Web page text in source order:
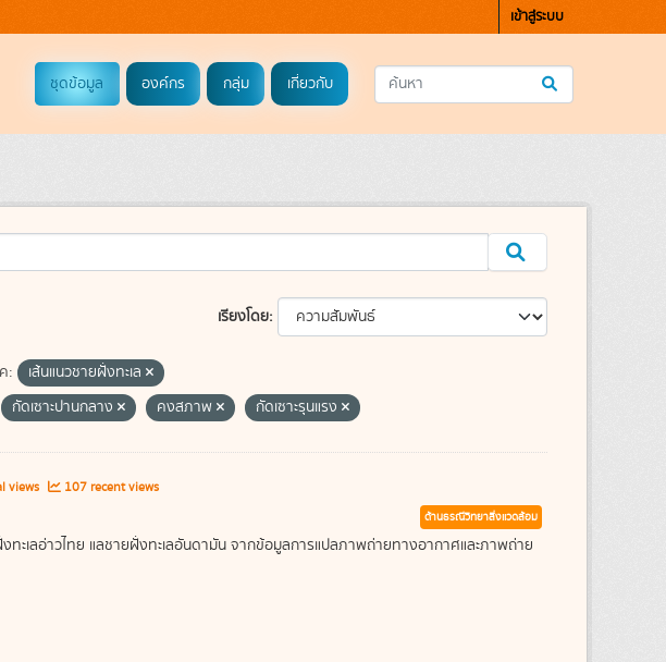
เข้าสู่ระบบ
ชุดข้อมูล องค์กร กลุ่ม เกี่ยวกับ
เรียงโดย
:
เส้นแนวชายฝั่งทะเล
กัดเซาะปานกลาง คงสภาพ กัดเซาะรุนแรง
views 107 recent views
ด้านธรณีวิทยาสิ่งแวดล้อม
ะเลอ่าวไทย แลชายฝั่งทะเลอันดามัน จากข้อมูลการแปลภาพถ่ายทางอากาศและภาพถ่าย